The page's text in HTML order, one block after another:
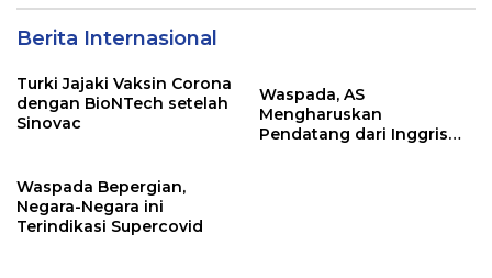
Berita Internasional
Turki Jajaki Vaksin Corona
dengan BioNTech setelah
Sinovac
Waspada, AS
Mengharuskan
Pendatang dari Inggris
Waspada Bepergian,
Negara-Negara ini
Terindikasi Supercovid